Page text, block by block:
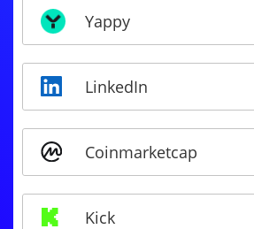
Yappy
LinkedIn
Coinmarketcap
Kick